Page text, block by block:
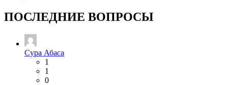
ПОСЛЕДНИЕ ВОПРОСЫ
Сура Абаса
1
1
0